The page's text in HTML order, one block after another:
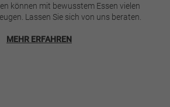
können mit bewusstem Essen vielen
Lassen Sie sich von uns beraten.
MEHR ERFAHREN